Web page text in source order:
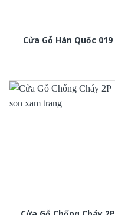
Cửa Gỗ Hàn Quốc 019